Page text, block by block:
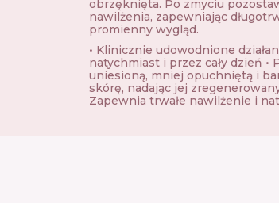
obrzęknięta. Po zmyciu
nawilżenia, zapewniając
promienny wygląd.
• Klinicznie udowodnione
natychmiast i przez cały dzień •
uniesioną, mniej opuchniętą i
skórę, nadając jej
Zapewnia trwałe nawilżenie i